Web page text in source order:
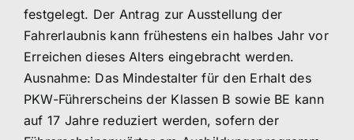
festgelegt. Der Antrag zur Ausstellung der
Fahrerlaubnis kann frühestens ein halbes Jahr vor
Erreichen dieses Alters eingebracht werden.
Ausnahme: Das Mindestalter für den Erhalt des
PKW-Führerscheins der Klassen B sowie BE kann
auf 17 Jahre reduziert werden, sofern der